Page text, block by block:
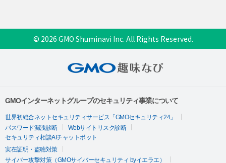
© 2026 GMO Shuminavi Inc. All Rights Reserved.